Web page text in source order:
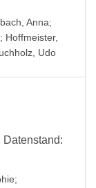
Anna;
; Hoffmeister,
Udo
Datenstand:
;